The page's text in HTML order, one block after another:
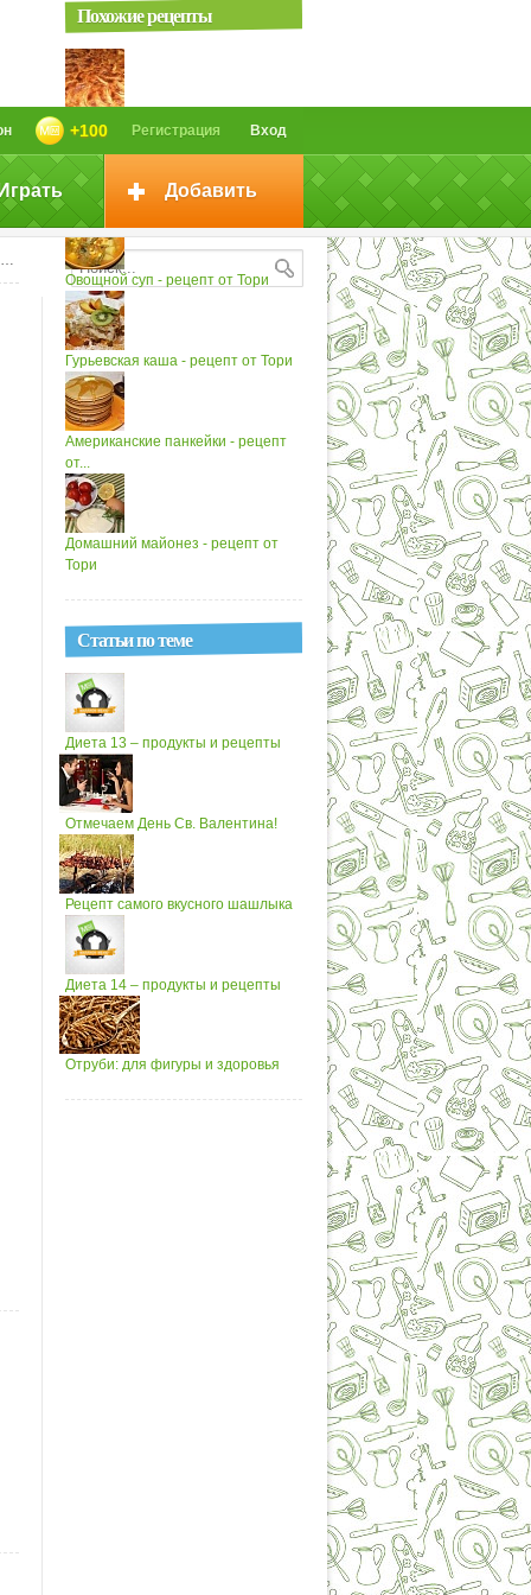
Вход
Регистрация
+100
Добавить
Похожие рецепты
Яблочная шарлотка
Овощной суп - рецепт от Тори
Гурьевская каша - рецепт от Тори
Американские панкейки - рецепт
от...
Домашний майонез - рецепт от
Тори
Статьи по теме
Диета 13 – продукты и рецепты
Отмечаем День Св. Валентина!
Рецепт самого вкусного шашлыка
Диета 14 – продукты и рецепты
Отруби: для фигуры и здоровья